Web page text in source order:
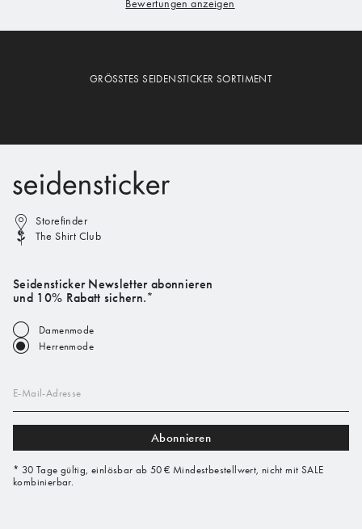
GRÖSSTES SEIDENSTICKER SORTIMENT
Storefinder
The Shirt Club
Seidensticker Newsletter abonnieren
und 10% Rabatt sichern.*
Damenmode
Herrenmode
E-Mail-Adresse
Abonnieren
* 30 Tage gültig, einlösbar ab 50 € Mindestbestellwert, nicht mit SALE
kombinierbar.